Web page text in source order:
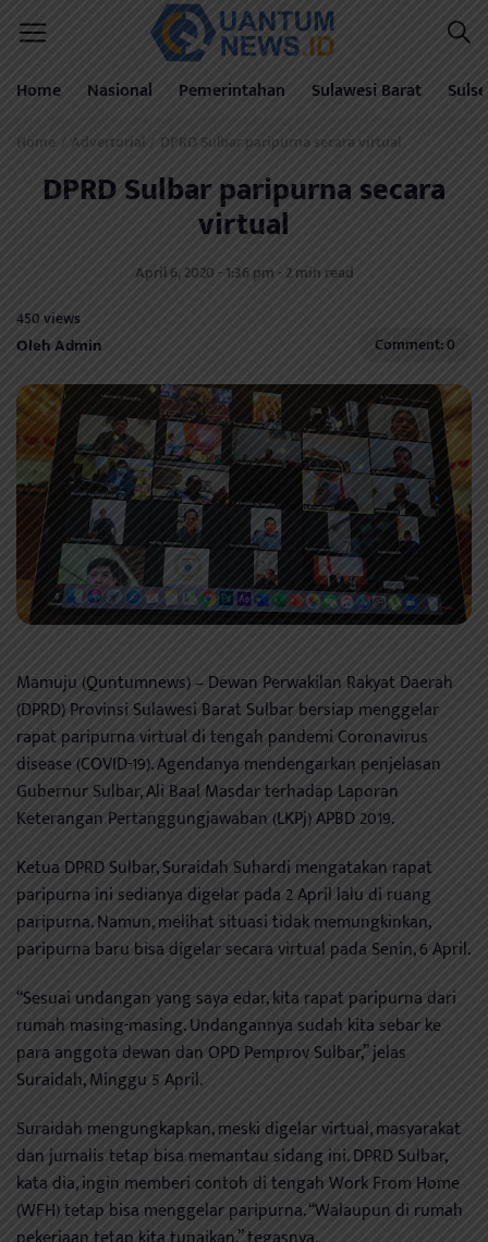
Home Nasional Pemerintahan Sulawesi Barat
Home / Advertorial / DPRD Sulbar paripurna secara virtual
DPRD Sulbar paripurna secara
virtual
April 6, 2020 - 1:36 pm - 2 min read
450 views
Oleh Admin Comment: 0
Mamuju (Quntumnews) – Dewan Perwakilan Rakyat Daerah
(DPRD) Provinsi Sulawesi Barat Sulbar bersiap menggelar
rapat paripurna virtual di tengah pandemi Coronavirus
disease (COVID-19). Agendanya mendengarkan penjelasan
Gubernur Sulbar, Ali Baal Masdar terhadap Laporan
Keterangan Pertanggungjawaban (LKPj) APBD 2019.
Ketua DPRD Sulbar, Suraidah Suhardi mengatakan rapat
paripurna ini sedianya digelar pada 2 April lalu di ruang
paripurna. Namun, melihat situasi tidak memungkinkan,
paripurna baru bisa digelar secara virtual pada Senin, 6 April.
“Sesuai undangan yang saya edar, kita rapat paripurna dari
rumah masing-masing. Undangannya sudah kita sebar ke
para anggota dewan dan OPD Pemprov Sulbar,” jelas
Suraidah, Minggu 5 April.
Suraidah mengungkapkan, meski digelar virtual, masyarakat
dan jurnalis tetap bisa memantau sidang ini. DPRD Sulbar,
kata dia, ingin memberi contoh di tengah Work From Home
(WFH) tetap bisa menggelar paripurna. “Walaupun di rumah